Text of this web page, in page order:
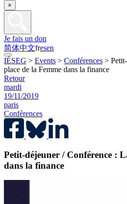
×
Je fais un don
简体中文fresen
IÉSEG > Events > Conférences >
place de la Femme dans la finance
Retour
mardi
19/11/2019
paris
Conférences
Petit-déjeuner / Conférence :
dans la finance